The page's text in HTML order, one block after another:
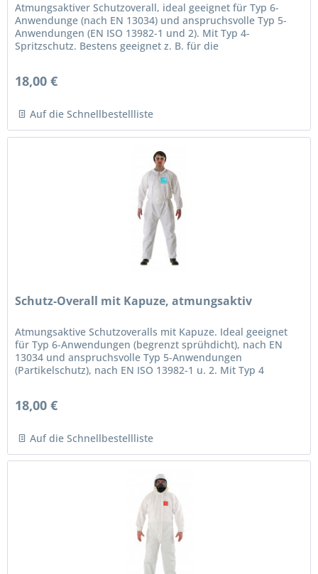
Atmungsaktiver Schutzoverall, ideal geeignet für Typ 6-
Anwendunge (nach EN 13034) und anspruchsvolle Typ 5-
Anwendungen (EN ISO 13982-1 und 2). Mit Typ 4-
Spritzschutz. Bestens geeignet z. B. für die
18,00 €
Auf die Schnellbestellliste
Schutz-Overall mit Kapuze, atmungsaktiv
Atmungsaktive Schutzoveralls mit Kapuze. Ideal geeignet
für Typ 6-Anwendungen (begrenzt sprühdicht), nach EN
13034 und anspruchsvolle Typ 5-Anwendungen
(Partikelschutz), nach EN ISO 13982-1 u. 2. Mit Typ 4
18,00 €
Auf die Schnellbestellliste